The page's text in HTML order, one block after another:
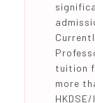
tuition
more